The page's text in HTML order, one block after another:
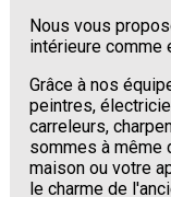
Nous vous
intérieure comme
Grâce à nos
peintres,
carreleurs,
sommes à même
maison ou votre
le charme de